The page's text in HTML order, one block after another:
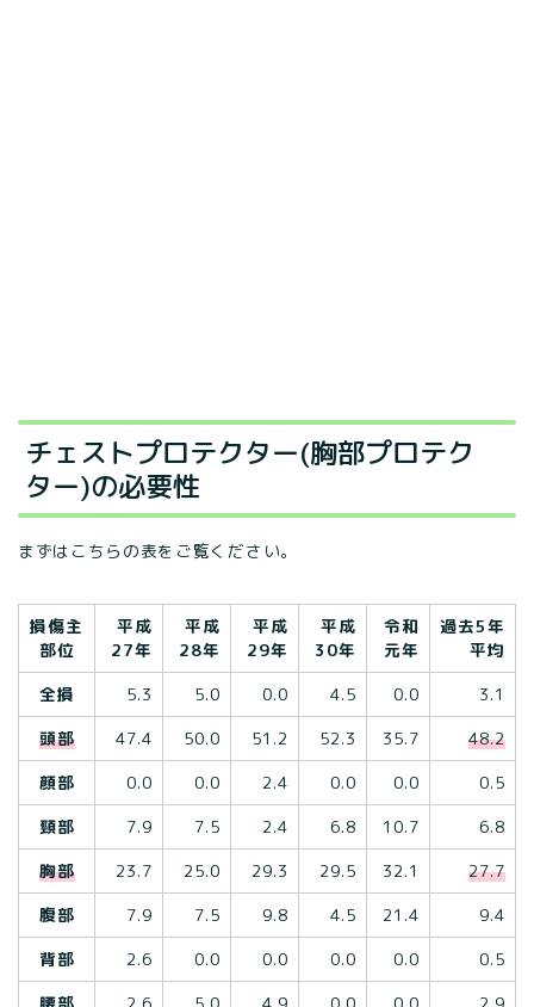
チェストプロテクター(胸部プロテク
ター)の必要性
まずはこちらの表をご覧ください。
損傷主
部位
平成
27年
平成
28年
平成
29年
平成
30年
令和
元年
過去5年
平均
全損
5.3 5.0 0.0 4.5 0.0
3.1
頭部
47.4 50.0 51.2 52.3 35.7
48.2
顔部
0.0 0.0 2.4 0.0 0.0
0.5
頸部
7.9 7.5 2.4 6.8 10.7
6.8
胸部
23.7 25.0 29.3 29.5 32.1
27.7
腹部
7.9 7.5 9.8 4.5 21.4
9.4
背部
2.6 0.0 0.0 0.0 0.0
0.5